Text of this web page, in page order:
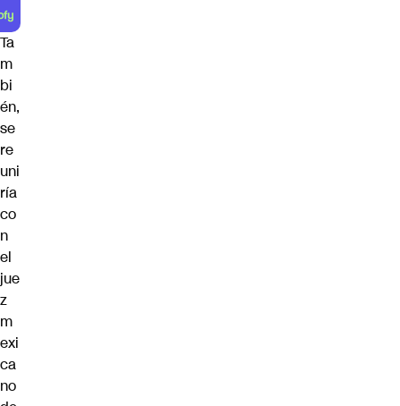
Ta
m
bi
én,
se
re
uni
ría
co
n
el
jue
z
m
exi
ca
no